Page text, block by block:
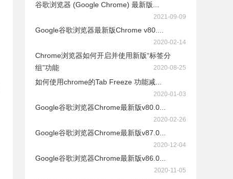
谷歌浏览器 (Google Chrome) 最新版...
2021-09-09
Google谷歌浏览器最新版Chrome v80....
2020-02-14
Chrome浏览器如何开启并使用新版“标签分
组”功能
2020-08-25
如何使用chrome的Tab Freeze 功能减...
2020-01-03
Google谷歌浏览器Chrome最新版v80.0...
2020-02-26
Google谷歌浏览器Chrome最新版v87.0...
2020-12-04
Google谷歌浏览器Chrome最新版v86.0...
2020-11-05